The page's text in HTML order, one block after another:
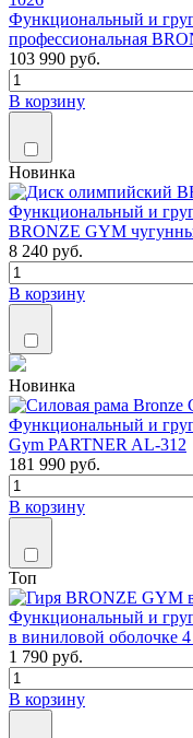
Функциональный и
профессиональная
103 990 руб.
В корзину
Новинка
Функциональный и
BRONZE GYM
8 240 руб.
В корзину
Новинка
Функциональный и
Gym PARTNER AL-312
181 990 руб.
В корзину
Топ
Функциональный и
в виниловой оболочке 4
1 790 руб.
В корзину